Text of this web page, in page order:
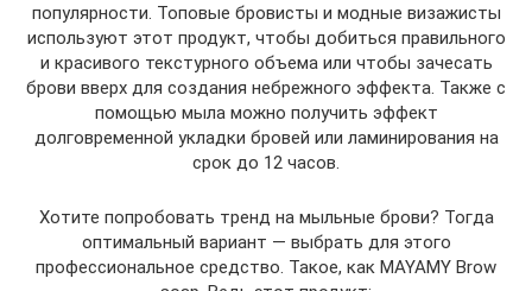
популярности. Топовые бровисты и модные визажисты
используют этот продукт, чтобы добиться правильного
и красивого текстурного объема или чтобы зачесать
брови вверх для создания небрежного эффекта. Также с
помощью мыла можно получить эффект
долговременной укладки бровей или ламинирования на
срок до 12 часов.
Хотите попробовать тренд на мыльные брови? Тогда
оптимальный вариант — выбрать для этого
профессиональное средство. Такое, как MAYAMY Brow